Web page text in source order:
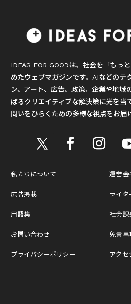
IDEAS FOR GOODは、社会を「もっ
めたウェブマガジンです。AIなどのテ
ン、アート、広告、政策、企業や地域
ばるクリエイティブな解決策に光を当
問いをひらくための多様な視点をお届
私たちについて
広告掲載
用語集
お問い合わせ
プライバシーポリシー
運営会
ライタ
社会課
免責事
アクセ